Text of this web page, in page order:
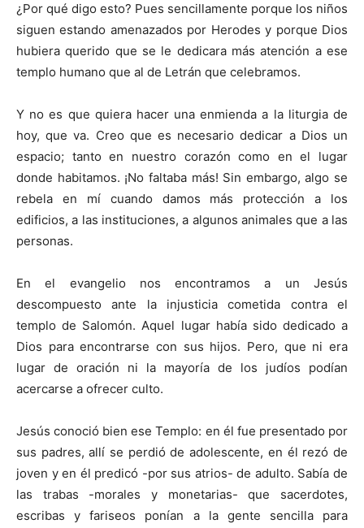
¿Por qué digo esto? Pues sencillamente porque los niños
siguen estando amenazados por Herodes y porque Dios
hubiera querido que se le dedicara más atención a ese
templo humano que al de Letrán que celebramos.
Y no es que quiera hacer una enmienda a la liturgia de
hoy, que va. Creo que es necesario dedicar a Dios un
espacio; tanto en nuestro corazón como en el lugar
donde habitamos. ¡No faltaba más! Sin embargo, algo se
rebela en mí cuando damos más protección a los
edificios, a las instituciones, a algunos animales que a las
personas.
En el evangelio nos encontramos a un Jesús
descompuesto ante la injusticia cometida contra el
templo de Salomón. Aquel lugar había sido dedicado a
Dios para encontrarse con sus hijos. Pero, que ni era
lugar de oración ni la mayoría de los judíos podían
acercarse a ofrecer culto.
Jesús conoció bien ese Templo: en él fue presentado por
sus padres, allí se perdió de adolescente, en él rezó de
joven y en él predicó -por sus atrios- de adulto. Sabía de
las trabas -morales y monetarias- que sacerdotes,
escribas y fariseos ponían a la gente sencilla para